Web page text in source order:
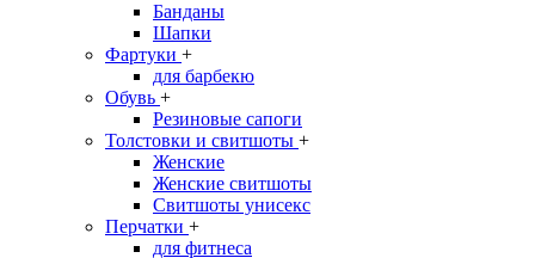
Банданы
Шапки
Фартуки +
для барбекю
Обувь +
Резиновые сапоги
Толстовки и свитшоты +
Женские
Женские свитшоты
Свитшоты унисекс
Перчатки +
для фитнеса